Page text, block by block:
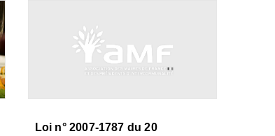
Loi n° 2007-1787 du 20